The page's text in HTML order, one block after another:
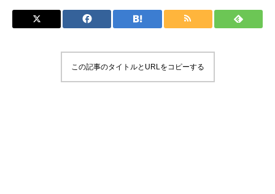
この記事のタイトルとURLをコピーする